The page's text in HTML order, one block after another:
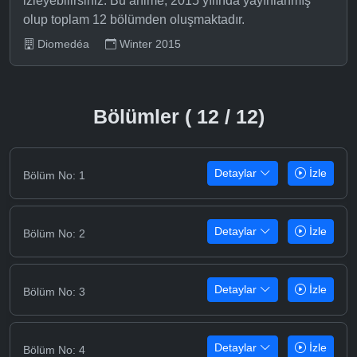
olup toplam 12 bölümden oluşmaktadır.
Diomedéa Winter 2015
Bölümler ( 12 / 12)
Bölüm No: 1 Detaylar İzle
Bölüm No: 2 Detaylar İzle
Bölüm No: 3 Detaylar İzle
Bölüm No: 4 Detaylar İzle